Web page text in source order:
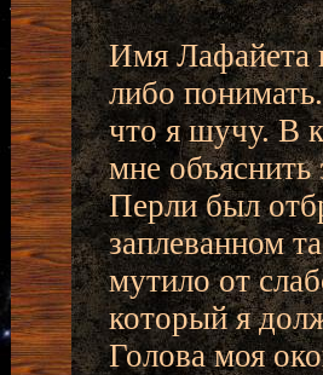
Имя Лафайета
либо
что я шучу. В
мне
Перли был
заплеванном
мутило от
который я
Голова моя